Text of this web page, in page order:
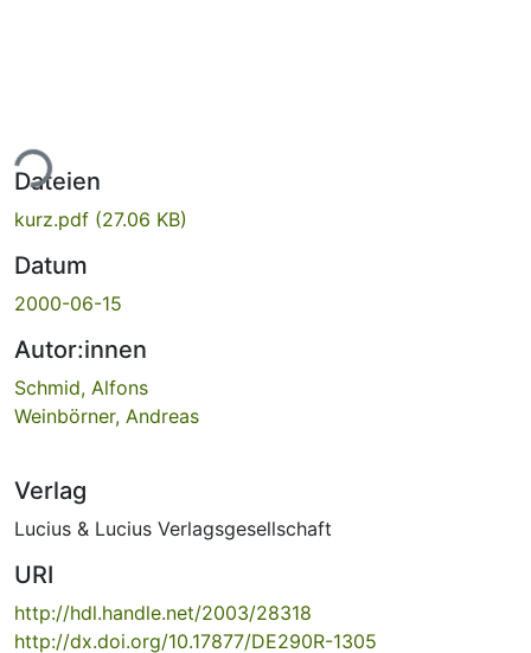
Dateien
kurz.pdf (27.06 KB)
Datum
2000-06-15
Autor:innen
Schmid, Alfons
Weinbörner, Andreas
Verlag
Lucius & Lucius Verlagsgesellschaft
URI
http://hdl.handle.net/2003/28318
http://dx.doi.org/10.17877/DE290R-1305